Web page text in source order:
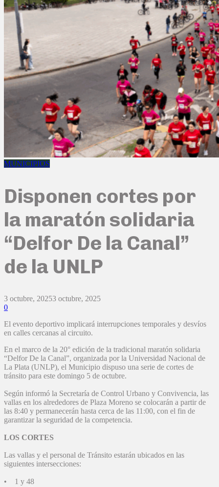
MUNICIPIOS
Disponen cortes por
la maratón solidaria
“Delfor De la Canal”
de la UNLP
3 octubre, 20253 octubre, 2025
0
El evento deportivo implicará interrupciones temporales y desvíos
en calles cercanas al circuito.
En el marco de la 20° edición de la tradicional maratón solidaria
“Delfor De la Canal”, organizada por la Universidad Nacional de
La Plata (UNLP), el Municipio dispuso una serie de cortes de
tránsito para este domingo 5 de octubre.
Según informó la Secretaría de Control Urbano y Convivencia, las
vallas en los alrededores de Plaza Moreno se colocarán a partir de
las 8:40 y permanecerán hasta cerca de las 11:00, con el fin de
garantizar la seguridad de la competencia.
LOS CORTES
Las vallas y el personal de Tránsito estarán ubicados en las
siguientes intersecciones:
• 1 y 48